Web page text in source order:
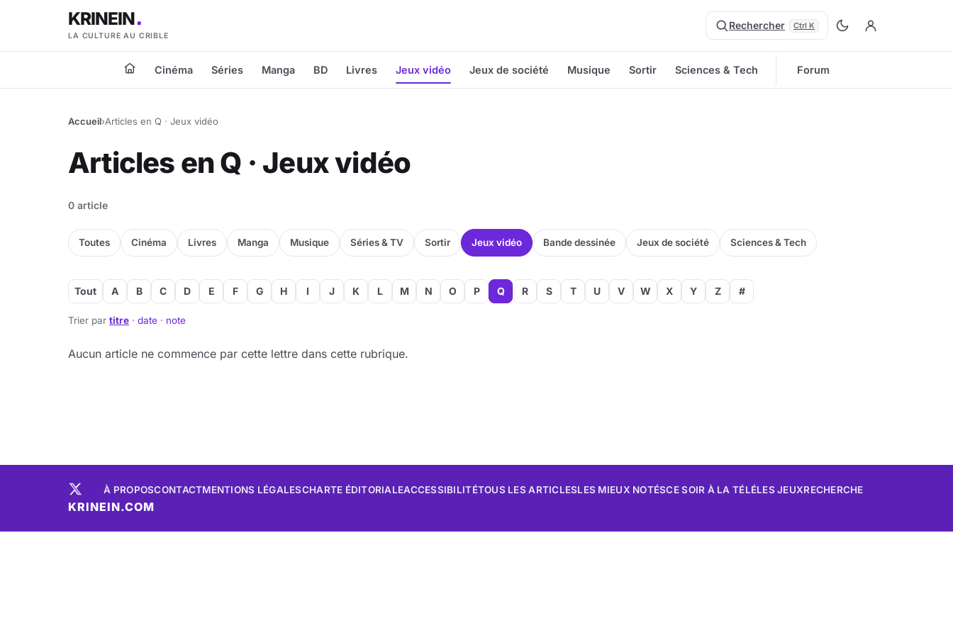
KRINEIN
LA CULTURE AU CRIBLE
Rechercher Ctrl K
Cinéma Séries Manga BD Livres Jeux vidéo Jeux de société Musique Sortir Sciences & Tech Forum
Accueil›Articles en Q · Jeux vidéo
Articles en Q · Jeux vidéo
0 article
Toutes Cinéma Livres Manga Musique Séries & TV Sortir Jeux vidéo Bande dessinée Jeux de société Sciences & Tech
Tout A B C D E F G H I J K L M N O P Q R S T U V W X Y Z #
Trier par titre · date · note
Aucun article ne commence par cette lettre dans cette rubrique.
À PROPOSCONTACTMENTIONS LÉGALESCHARTE ÉDITORIALEACCESSIBILITÉTOUS LES ARTICLESLES MIEUX NOTÉSCE SOIR À LA TÉLÉLES JEUXRECHERCHE
KRINEIN.COM